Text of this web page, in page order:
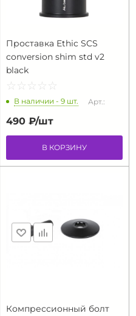
Проставка Ethic SCS
conversion shim std v2
black
☆ ☆ ☆ ☆ ☆
★ ★ ★ ★ ★
В наличии - 9 шт. Арт.:
490 ₽/шт
В КОРЗИНУ
Компрессионный болт